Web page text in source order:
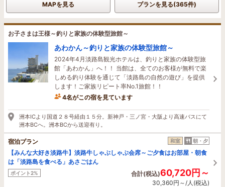
MAPを見る プランを見る(365件)
お子さまは王様～釣りと家族の体験型旅館～
あわかん～釣りと家族の体験型旅館～
2024年4月淡路島観光ホテルは、釣りと家族の体験型旅
館「あわかん」へ！！ 当館は、全てのお客様が無料で楽
しめる釣り体験を通じて「淡路島の自然の遊び」を提供
します！ご家族リピート率No.1旅館！！
4名がこの宿を見ています
9時間前に予約されました
洲本ICより国道２８号経由１５分。新神戸・三ノ宮・大阪より高速バスにて
洲本BCへ。洲本BCから送迎有り。
宿泊プラン 和室 朝・夕
【みんな大好き淡路牛】淡路牛しゃぶしゃぶ会席～ご夕食はお部屋・朝食
は「淡路島を食べる」あさごはん
ポイント2% 合計(税込)60,720円～
30,360円～/人(税込)